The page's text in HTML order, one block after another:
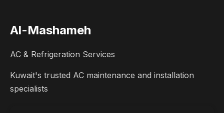
Al-Mashameh
AC & Refrigeration Services
Kuwait's trusted AC maintenance and installation
specialists